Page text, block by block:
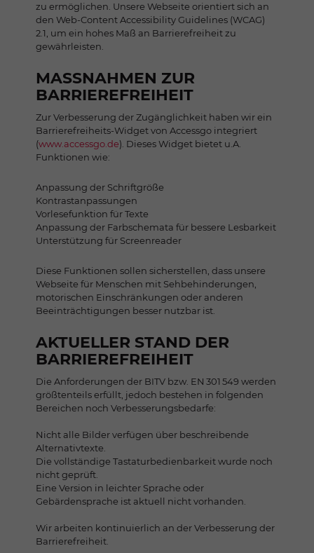
zu ermöglichen. Unsere Webseite orientiert sich an
den Web-Content Accessibility Guidelines (WCAG)
2.1, um ein hohes Maß an Barrierefreiheit zu
gewährleisten.
MASSNAHMEN ZUR B
ARRIEREFREIHEIT
Zur Verbesserung der Zugänglichkeit haben wir ein
Barrierefreiheits-Widget von Accessgo integriert
(www.accessgo.de). Dieses Widget bietet u.A.
Funktionen wie:
Anpassung der Schriftgröße
Kontrastanpassungen
Vorlesefunktion für Texte
Anpassung der Farbschemata für bessere Lesbarkeit
Unterstützung für Screenreader
Diese Funktionen sollen sicherstellen, dass unsere
Webseite für Menschen mit Sehbehinderungen,
motorischen Einschränkungen oder anderen
Beeinträchtigungen besser nutzbar ist.
AKTUELLER STAND DER
BARRIEREFREIHEIT
Die Anforderungen der BITV bzw. EN 301 549 werden
größtenteils erfüllt, jedoch bestehen in folgenden
Bereichen noch Verbesserungsbedarfe:
Nicht alle Bilder verfügen über beschreibende
Alternativtexte.
Die vollständige Tastaturbedienbarkeit wurde noch
nicht geprüft.
Eine Version in leichter Sprache oder
Gebärdensprache ist aktuell nicht vorhanden.
Wir arbeiten kontinuierlich an der Verbesserung der
Barrierefreiheit.